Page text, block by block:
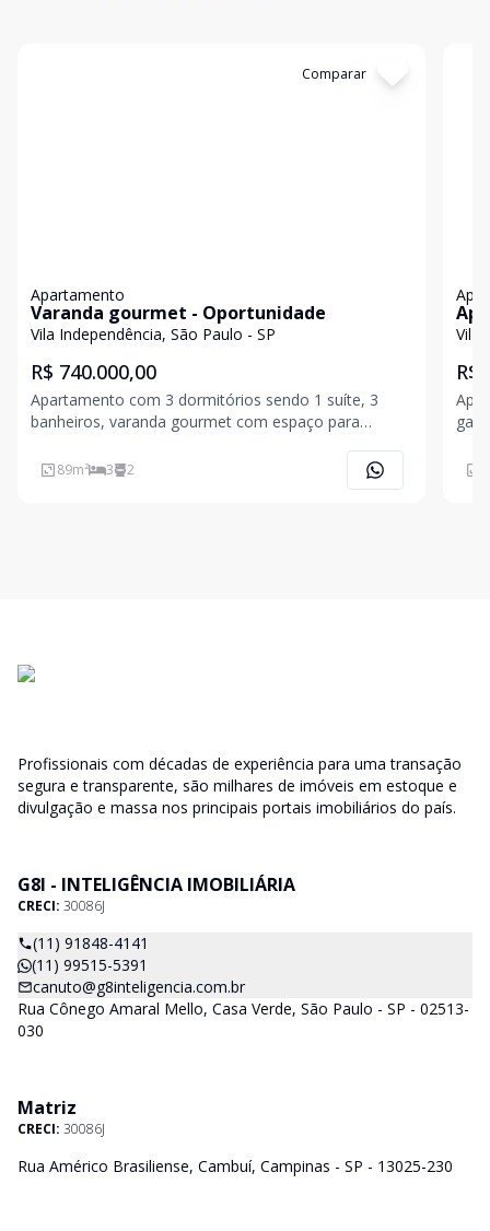
Comparar
Apartamento
Varanda gourmet - Oportunidade
Vila Independência, São Paulo - SP
R$ 740.000,00
Apartamento com 3 dormitórios sendo 1 suíte, 3
banheiros, varanda gourmet com espaço para
vagas d
89m² 3 2
Vila
R$
Profissionais com décadas de experiência para uma transação
segura e transparente, são milhares de imóveis em estoque e
divulgação e massa nos principais portais imobiliários do país.
G8I - INTELIGÊNCIA IMOBILIÁRIA
CRECI: 30086J
(11) 91848-4141
(11) 99515-5391
canuto@g8inteligencia.com.br
Rua Cônego Amaral Mello, Casa Verde, São Paulo - SP - 02513-
030
Matriz
CRECI: 30086J
Rua Américo Brasiliense, Cambuí, Campinas - SP - 13025-230